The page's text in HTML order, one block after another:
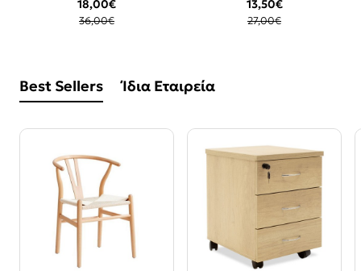
18,00€
36,00€
13,50€
27,00€
Best Sellers Ίδια Εταιρεία